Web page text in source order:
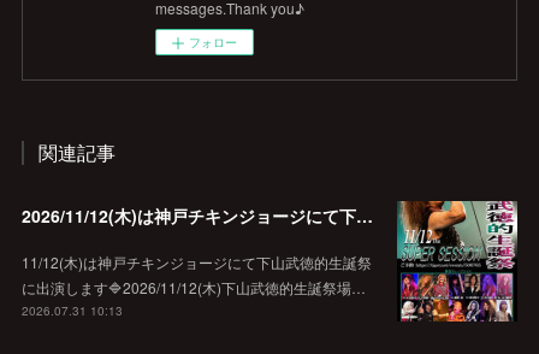
messages.Thank you♪
フォロー
関連記事
2026/11/12(木)は神戸チキンジョージにて下山武徳的生誕祭に出演します♪
11/12(木)は神戸チキンジョージにて下山武徳的生誕祭
に出演します🔷2026/11/12(木)下山武徳的生誕祭場…
2026.07.31 10:13